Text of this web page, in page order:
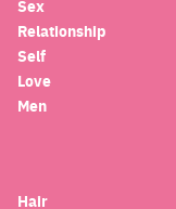
Sex
Relationship
Self
Love
Men
Hair